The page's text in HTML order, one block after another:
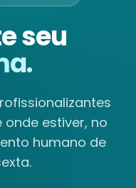
seu
onde estiver, no
humano de